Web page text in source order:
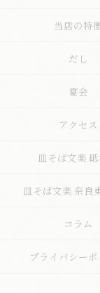
当店の特
だし
宴会
アクセス
皿そば文楽
皿そば文楽 奈良
コラム
プライバシー